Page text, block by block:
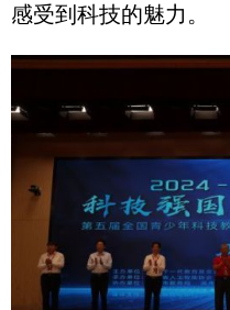
感受到科技的魅力。